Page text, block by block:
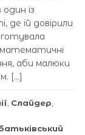
із
де їй довірили
математичні
аби малюки
[…]
Слайдер